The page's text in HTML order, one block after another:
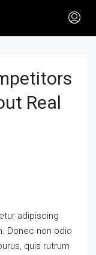
Real
adipiscing
Donec non odio
quis rutrum